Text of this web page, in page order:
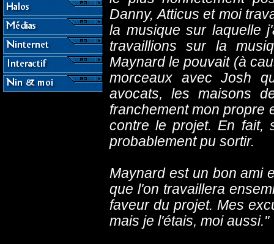
Danny, Atticus et moi
la musique sur laquelle
travaillions sur la
Maynard le pouvait (à
morceaux avec Josh
avocats, les maisons
franchement mon propre
contre le projet. En fait,
probablement pu sortir.
Maynard est un bon ami
que l'on travaillera
faveur du projet. Mes
mais je l'étais, moi aussi."